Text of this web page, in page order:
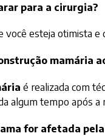
para a cirurgia?
esteja otimista e
mamária
é realizada com
algum tempo após
for afetada